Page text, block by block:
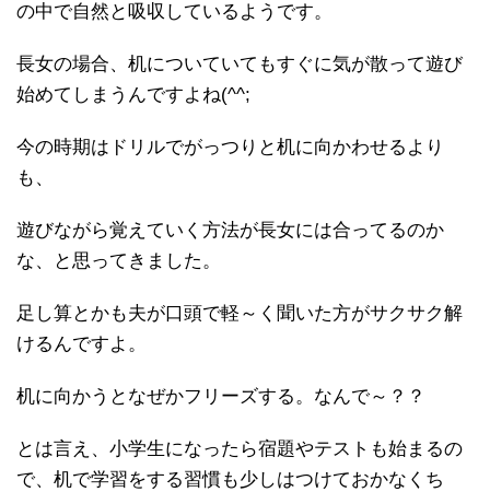
の中で自然と吸収しているようです。
長女の場合、机についていてもすぐに気が散って遊び
始めてしまうんですよね(^^;
今の時期はドリルでがっつりと机に向かわせるより
も、
遊びながら覚えていく方法が長女には合ってるのか
な、と思ってきました。
足し算とかも夫が口頭で軽～く聞いた方がサクサク解
けるんですよ。
机に向かうとなぜかフリーズする。なんで～？？
とは言え、小学生になったら宿題やテストも始まるの
で、机で学習をする習慣も少しはつけておかなくち